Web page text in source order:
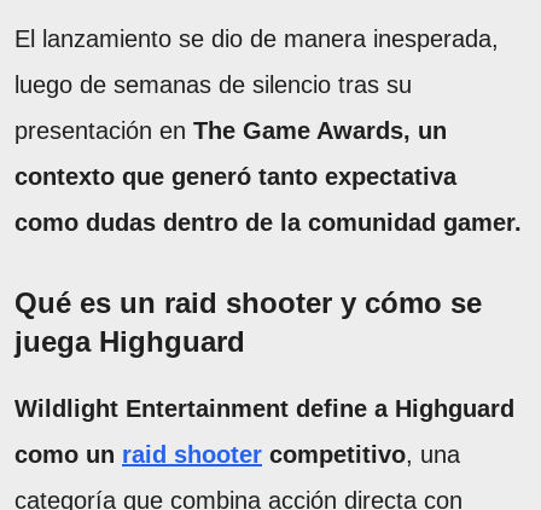
El lanzamiento se dio de manera inesperada,
luego de semanas de silencio tras su
presentación en The Game Awards, un
contexto que generó tanto expectativa
como dudas dentro de la comunidad gamer.
Qué es un raid shooter y cómo se
juega Highguard
Wildlight Entertainment define a Highguard
como un raid shooter competitivo, una
categoría que combina acción directa con